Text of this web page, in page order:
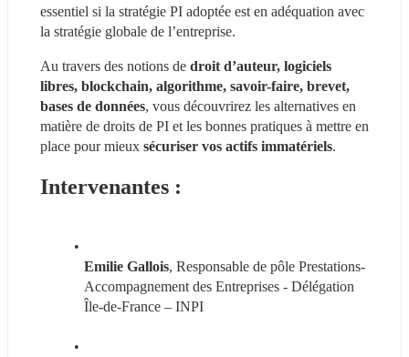
essentiel si la stratégie PI adoptée est en adéquation avec
la stratégie globale de l’entreprise.
Au travers des notions de droit d’auteur, logiciels
libres, blockchain, algorithme, savoir-faire, brevet,
bases de données, vous découvrirez les alternatives en
matière de droits de PI et les bonnes pratiques à mettre en
place pour mieux sécuriser vos actifs immatériels.
Intervenantes :
Emilie Gallois, Responsable de pôle Prestations-
Accompagnement des Entreprises - Délégation
Île-de-France – INPI